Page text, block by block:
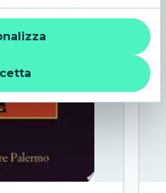
accettare. Cliccando sulla
vengono lasciate invariate e
senza cookie o altri
da quelli tecnici. Per
privacy